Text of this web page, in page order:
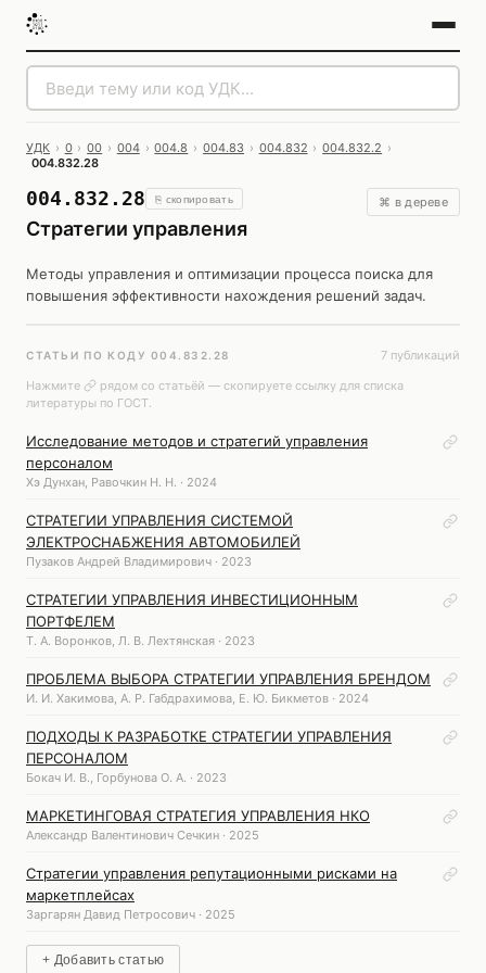
УДК › 0 › 00 › 004 › 004.8 › 004.83 › 004.832 › 004.832.2 ›
004.832.28
004.832.28 ⎘ скопировать
Стратегии управления
⌘ в дереве
Методы управления и оптимизации процесса поиска для
повышения эффективности нахождения решений задач.
СТАТЬИ ПО КОДУ 004.832.28
7 публикаций
Нажмите
рядом со статьёй — скопируете ссылку для списка
литературы по ГОСТ.
Исследование методов и стратегий управления
персоналом
Хэ Дунхан, Равочкин Н. Н. · 2024
СТРАТЕГИИ УПРАВЛЕНИЯ СИСТЕМОЙ
ЭЛЕКТРОСНАБЖЕНИЯ АВТОМОБИЛЕЙ
Пузаков Андрей Владимирович · 2023
СТРАТЕГИИ УПРАВЛЕНИЯ ИНВЕСТИЦИОННЫМ
ПОРТФЕЛЕМ
Т. А. Воронков, Л. В. Лехтянская · 2023
ПРОБЛЕМА ВЫБОРА СТРАТЕГИИ УПРАВЛЕНИЯ БРЕНДОМ
И. И. Хакимова, А. Р. Габдрахимова, Е. Ю. Бикметов · 2024
ПОДХОДЫ К РАЗРАБОТКЕ СТРАТЕГИИ УПРАВЛЕНИЯ
ПЕРСОНАЛОМ
Бокач И. В., Горбунова О. А. · 2023
МАРКЕТИНГОВАЯ СТРАТЕГИЯ УПРАВЛЕНИЯ НКО
Александр Валентинович Сечкин · 2025
Стратегии управления репутационными рисками на
маркетплейсах
Заргарян Давид Петросович · 2025
+ Добавить статью